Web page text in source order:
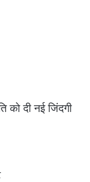
को दी नई जिंदगी